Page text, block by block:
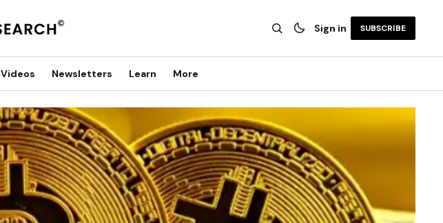
Sign in SUBSCRIBE
Videos Newsletters Learn More